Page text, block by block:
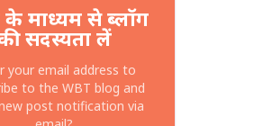
माध्यम से ब्लॉग
सदस्यता लें
your email address to
to the WBT blog and
post notification via